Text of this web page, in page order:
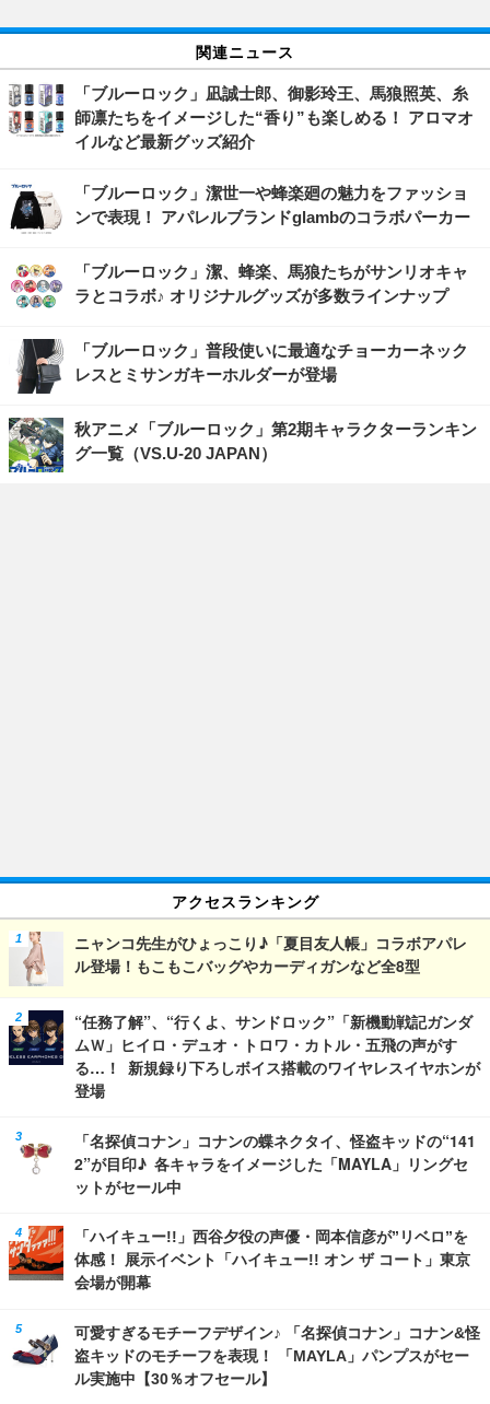
関連ニュース
「ブルーロック」凪誠士郎、御影玲王、馬狼照英、糸
師凛たちをイメージした“香り”も楽しめる！ アロマオ
イルなど最新グッズ紹介
「ブルーロック」潔世一や蜂楽廻の魅力をファッショ
ンで表現！ アパレルブランドglambのコラボパーカー
「ブルーロック」潔、蜂楽、馬狼たちがサンリオキャ
ラとコラボ♪ オリジナルグッズが多数ラインナップ
「ブルーロック」普段使いに最適なチョーカーネック
レスとミサンガキーホルダーが登場
秋アニメ「ブルーロック」第2期キャラクターランキン
グ一覧（VS.U-20 JAPAN）
アクセスランキング
ニャンコ先生がひょっこり♪「夏目友人帳」コラボアパレ
ル登場！もこもこバッグやカーディガンなど全8型
“任務了解”、“行くよ、サンドロック”「新機動戦記ガンダ
ムＷ」ヒイロ・デュオ・トロワ・カトル・五飛の声がす
る…！ 新規録り下ろしボイス搭載のワイヤレスイヤホンが
登場
「名探偵コナン」コナンの蝶ネクタイ、怪盗キッドの“141
2”が目印♪ 各キャラをイメージした「MAYLA」リングセ
ットがセール中
「ハイキュー!!」西谷夕役の声優・岡本信彦が”リベロ”を
体感！ 展示イベント「ハイキュー!! オン ザ コート」東京
会場が開幕
可愛すぎるモチーフデザイン♪ 「名探偵コナン」コナン&怪
盗キッドのモチーフを表現！ 「MAYLA」パンプスがセー
ル実施中【30％オフセール】